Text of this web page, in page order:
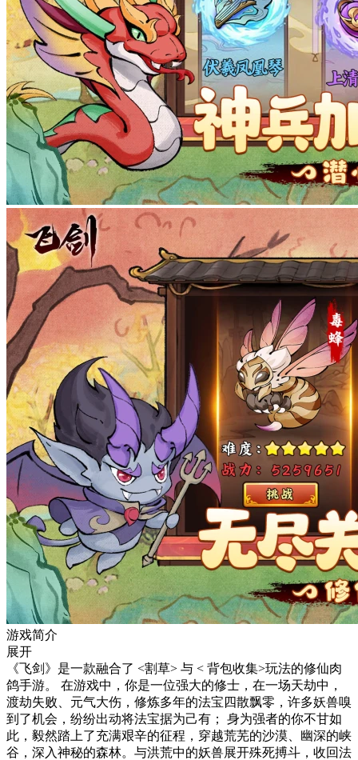
游戏简介
展开
《飞剑》是一款融合了 <割草> 与 < 背包收集>玩法的修仙肉
鸽手游。 在游戏中，你是一位强大的修士，在一场天劫中，
渡劫失败、元气大伤，修炼多年的法宝四散飘零，许多妖兽嗅
到了机会，纷纷出动将法宝据为己有； 身为强者的你不甘如
此，毅然踏上了充满艰辛的征程，穿越荒芜的沙漠、幽深的峡
谷，深入神秘的森林。与洪荒中的妖兽展开殊死搏斗，收回法